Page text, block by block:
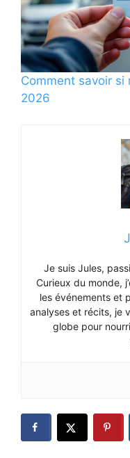
Comment savoir si
2026
Je suis Jules,
Curieux du monde,
les événements et
analyses et récits, je
globe pour